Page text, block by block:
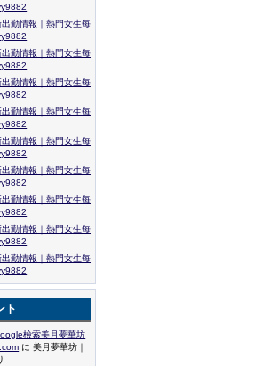
勤情報｜熱門女生每
勤情報｜熱門女生每
勤情報｜熱門女生每
勤情報｜熱門女生每
勤情報｜熱門女生每
勤情報｜熱門女生每
勤情報｜熱門女生每
勤情報｜熱門女生每
勤情報｜熱門女生每
ト
檢索美月夢華坊
に 美月夢華坊｜